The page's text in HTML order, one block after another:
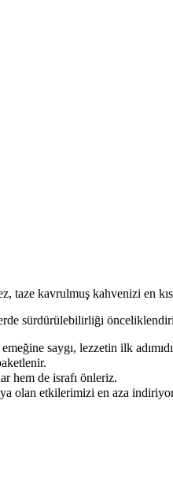
kavrulmuş kahvenizi en
sürdürülebilirliği
saygı, lezzetin ilk
hem de israfı önleriz.
olan etkilerimizi en aza